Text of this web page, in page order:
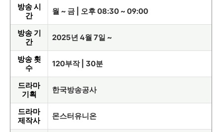
방송 시
간
월 ~ 금 | 오후 08:30 ~ 09:00
방송 기
간
2025년 4월 7일 ~
방송 횟
수
120부작 | 30분
드라마
기획
한국방송공사
드라마
제작사
몬스터유니온